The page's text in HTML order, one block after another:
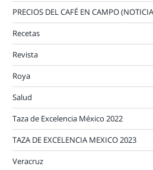
PRECIOS DEL CAFÉ EN CAMPO
Recetas
Revista
Roya
Salud
Taza de Excelencia México 2022
TAZA DE EXCELENCIA MEXICO 2023
Veracruz